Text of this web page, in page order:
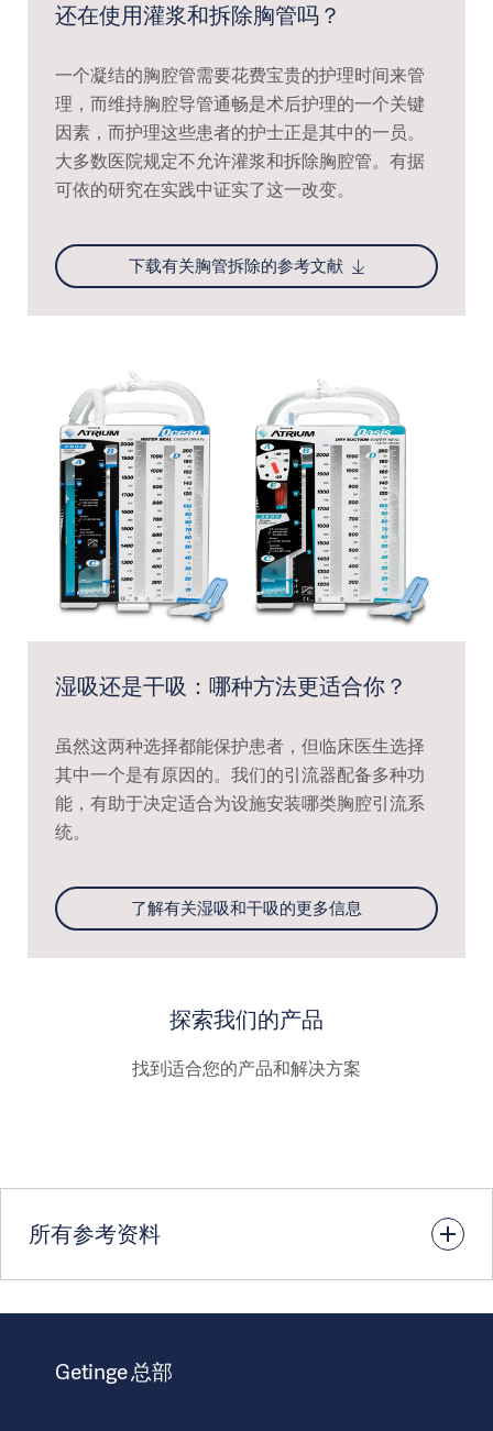
还在使用灌浆和拆除胸管吗？
一个凝结的胸腔管需要花费宝贵的护理时间来管
理，而维持胸腔导管通畅是术后护理的一个关键
因素，而护理这些患者的护士正是其中的一员。
大多数医院规定不允许灌浆和拆除胸腔管。有据
可依的研究在实践中证实了这一改变。
下载有关胸管拆除的参考文献
湿吸还是干吸：哪种方法更适合你？
虽然这两种选择都能保护患者，但临床医生选择
其中一个是有原因的。我们的引流器配备多种功
能，有助于决定适合为设施安装哪类胸腔引流系
统。
了解有关湿吸和干吸的更多信息
探索我们的产品
找到适合您的产品和解决方案
所有参考资料
1. National Collaborating Centre for Women's and
treatment of surgical site infection. London, U.K.: National
Getinge 总部